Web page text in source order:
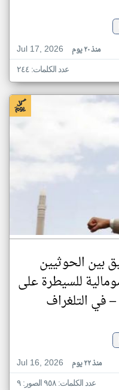
Jul 17, 2026
منذ ٢٠ يوم
عدد الكلمات: ٢٤٤
بين الحوثيين
للسيطرة على
في التلغراف
Jul 16, 2026
منذ ٢٢ يوم
عدد الكلمات: ٩٥٨ الصور: ٩